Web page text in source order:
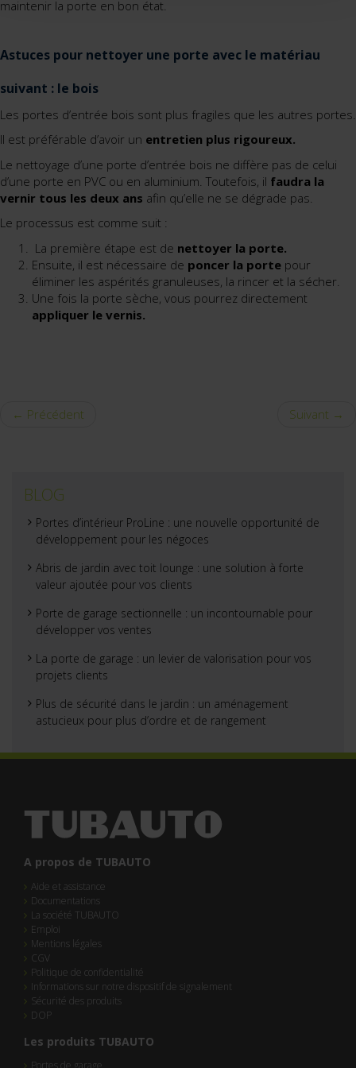
maintenir la porte en bon état.
Astuces pour nettoyer une porte avec le matériau
suivant : le bois
Les portes d’entrée bois sont plus fragiles que les autres portes.
Il est préférable d’avoir un entretien plus rigoureux.
Le nettoyage d’une porte d’entrée bois ne diffère pas de celui
d’une porte en PVC ou en aluminium. Toutefois, il faudra la
vernir tous les deux ans afin qu’elle ne se dégrade pas.
Le processus est comme suit :
La première étape est de nettoyer la porte.
Ensuite, il est nécessaire de poncer la porte pour
éliminer les aspérités granuleuses, la rincer et la sécher.
Une fois la porte sèche, vous pourrez directement
appliquer le vernis.
← Précédent Suivant →
BLOG
Portes d’intérieur ProLine : une nouvelle opportunité de
développement pour les négoces
Abris de jardin avec toit lounge : une solution à forte
valeur ajoutée pour vos clients
Porte de garage sectionnelle : un incontournable pour
développer vos ventes
La porte de garage : un levier de valorisation pour vos
projets clients
Plus de sécurité dans le jardin : un aménagement
astucieux pour plus d’ordre et de rangement
A propos de TUBAUTO
Aide et assistance
Documentations
La société TUBAUTO
Emploi
Mentions légales
CGV
Politique de confidentialité
Informations sur notre dispositif de signalement
Sécurité des produits
DOP
Les produits TUBAUTO